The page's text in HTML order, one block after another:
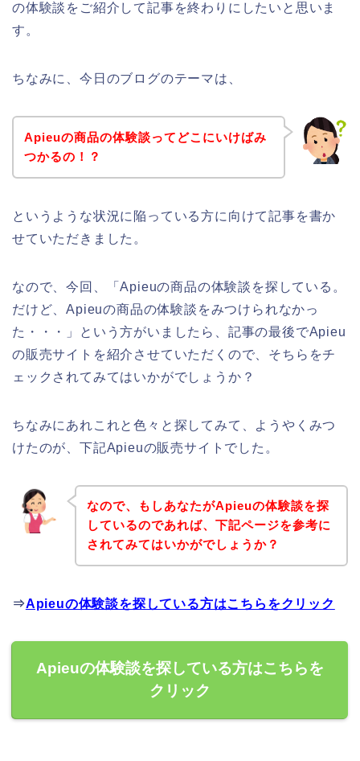
の体験談をご紹介して記事を終わりにしたいと思いま
す。
ちなみに、今日のブログのテーマは、
Apieuの商品の体験談ってどこにいけばみ
つかるの！？
というような状況に陥っている方に向けて記事を書か
せていただきました。
なので、今回、「Apieuの商品の体験談を探している。
だけど、Apieuの商品の体験談をみつけられなかっ
た・・・」という方がいましたら、記事の最後でApieu
の販売サイトを紹介させていただくので、そちらをチ
ェックされてみてはいかがでしょうか？
ちなみにあれこれと色々と探してみて、ようやくみつ
けたのが、下記Apieuの販売サイトでした。
なので、もしあなたがApieuの体験談を探
しているのであれば、下記ページを参考に
されてみてはいかがでしょうか？
⇒Apieuの体験談を探している方はこちらをクリック
Apieuの体験談を探している方はこちらを
クリック